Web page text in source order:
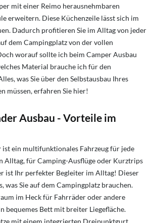
mit einer Reimo herausnehmbaren
erweitern. Diese Küchenzeile lässt sich im
Dadurch profitieren Sie im Alltag von jeder
dem Campingplatz von der vollen
worauf sollte ich beim Camper Ausbau
Material brauche ich für den
was Sie über den Selbstausbau Ihres
müssen, erfahren Sie hier!
Ausbau - Vorteile im
ist ein multifunktionales Fahrzeug für jede
Alltag, für Camping-Ausflüge oder Kurztrips
ist Ihr perfekter Begleiter im Alltag! Dieser
was Sie auf dem Campingplatz brauchen.
im Heck für Fahrräder oder andere
bequemes Bett mit breiter Liegefläche.
mit einem integrierten Dreipunktgurt